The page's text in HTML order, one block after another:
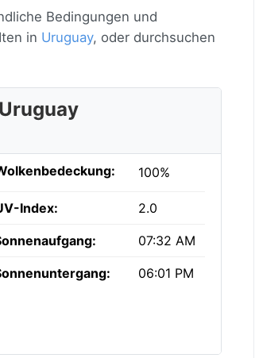
Bedingungen und
in Uruguay, oder durchsuchen
100%
Index: 2.0
07:32 AM
06:01 PM